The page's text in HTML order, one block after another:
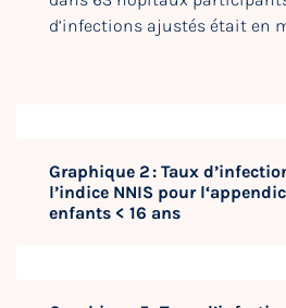
d’infections ajustés était en
Graphique 2 : Taux
l’indice NNIS pour
enfants < 16 ans